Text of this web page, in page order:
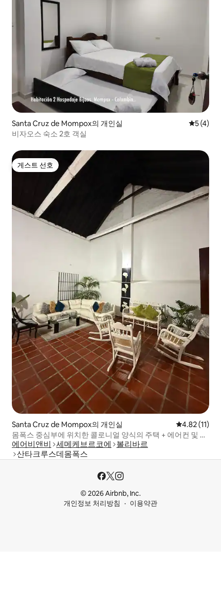
Santa Cruz de Mompox의 개인실 평점 5점
5 (4)
비자오스 숙소 2호 객실
게스트 선호
게스트 선호
Santa Cruz de Mompox의 개인실 평점 4.82점
4.82 (11)
몸폭스 중심부에 위치한 콜로니얼 양식의 주택 + 에어컨 및 와
이파이
에어비앤비 세메케브르코에
볼리바르
산타크루스데몸폭스
© 2026 Airbnb, Inc.
개인정보 처리방침
이용약관